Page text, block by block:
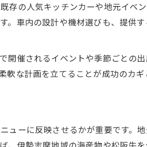
購入時に見極めたい箇所
気をつけたい許可申請の流れ
意すべきキッチンカーの要点
カー申請時に知るべき事項
くリスクと法的注意点
れるキッチンカー活用法
の人気キッチンカーや地元イベ
車内の設計や機材選びも、提供
催されるイベントや季節ごとの
な計画を立てることが成功のカギ
ーに反映させるかが重要です。